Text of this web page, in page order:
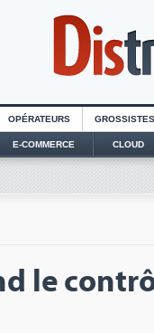
OPÉRATEURS GROSSISTES
E-COMMERCE CLOUD
le